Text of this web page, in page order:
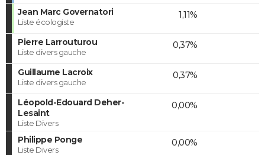
Jean Marc Governatori
Liste écologiste
1,11%
Pierre Larrouturou
Liste divers gauche
0,37%
Guillaume Lacroix
Liste divers gauche
0,37%
Léopold-Edouard Deher-
Lesaint
Liste Divers
0,00%
Philippe Ponge
Liste Divers
0,00%